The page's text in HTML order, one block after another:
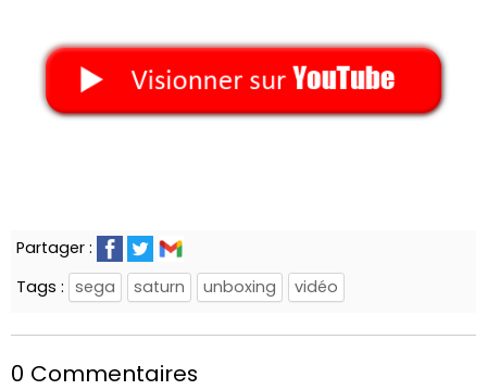
Partager :
Tags : sega saturn unboxing vidéo
0 Commentaires